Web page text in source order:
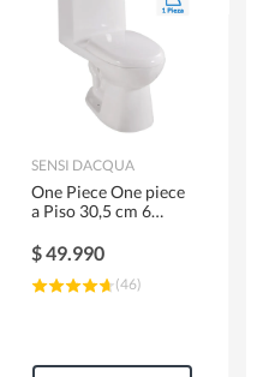
SENSI DACQUA
One Piece One piece
a Piso 30,5 cm 6
$49.990
(46)